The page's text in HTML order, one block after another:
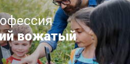
вожатый